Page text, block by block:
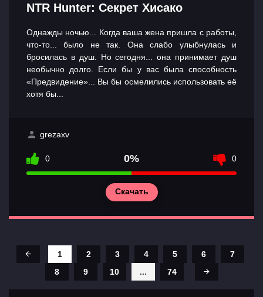
NTR Hunter: Секрет Хисако
Однажды ночью... Когда ваша жена пришла с работы,
что-то... было не так. Она слабо улыбнулась и
бросилась в душ. Но сегодня... она принимает душ
необычно долго. Если бы у вас была способность
«Предвидение»... Вы бы осмелились использовать её
хотя бы...
grezaxv
0 0% 0
Скачать
1 2 3 4 5 6
7
8
9 10 ... 74